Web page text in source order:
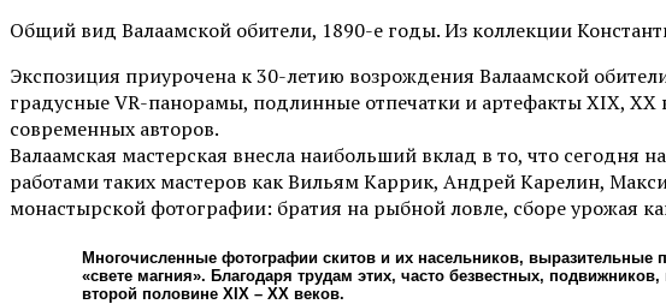
Общий вид Валаамской обители, 1890-е годы. Из коллекции
Экспозиция приурочена к 30-летию возрождения Валаамской
градусные VR-панорамы, подлинные отпечатки и артефакты XIX, XX
современных авторов.
Валаамская мастерская внесла наибольший вклад в то, что
работами таких мастеров как Вильям Каррик, Андрей Карелин,
монастырской фотографии: братия на рыбной ловле, сборе урожая
Многочисленные фотографии скитов и их насельников,
«свете магния». Благодаря трудам этих, часто безвестных,
второй половине XIX – XX веков.